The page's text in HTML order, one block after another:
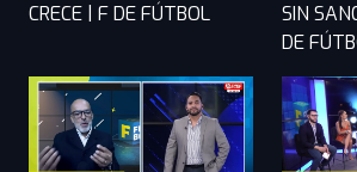
CRECE | F DE FÚTBOL
SIN
DE